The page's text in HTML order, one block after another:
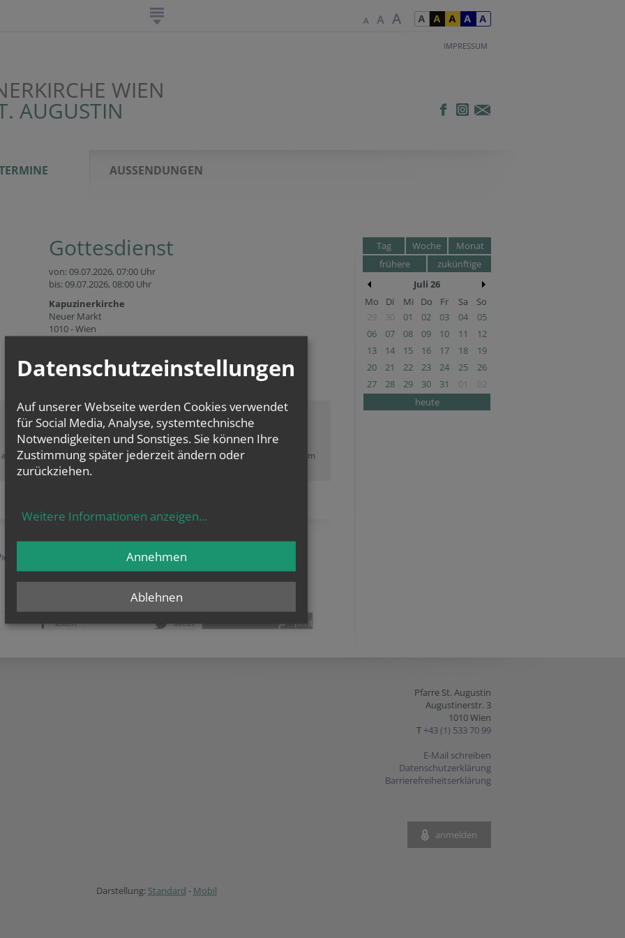
IMPRESSUM
WIEN
AUGUSTIN
AUSSENDUNGEN
Gottesdienst
von: 09.07.2026,07:00 Uhr
bis: 09.07.2026,08:00 Uhr
Kapuzinerkirche
Neuer Markt
1010 - Wien
Zustimmung erforderlich!
Sie
Cookies von Google Mapsund laden Sie die Seite neu
, um
diesen Inhalt sehen zu können.
teilen tweet pin it
Tag Woche
Monat
frühere
zukünftige
Juli 26
Mo
Di Mi Do Fr Sa
So
29
30 01 02 03 04
05
06
07 08 09 10 11
12
13
14 15 16 17 18
19
20
21 22 23 24 25
26
27
28 29 30 31 01
02
heute
Pfarre St. Augustin
Augustinerstr. 3
1010 Wien
T +43 (1) 533 70 99
E-Mail schreiben
Datenschutzerklärung
Barrierefreiheitserklärung
anmelden
Darstellung: Standard - Mobil
Datenschutzeinstellungen
Auf unserer Webseite werden Cookies verwendet
für Social Media, Analyse, systemtechnische
Notwendigkeiten und Sonstiges. Sie können Ihre
Zustimmung später jederzeit ändern oder
zurückziehen.
Weitere Informationen anzeigen...
Ablehnen
Annehmen